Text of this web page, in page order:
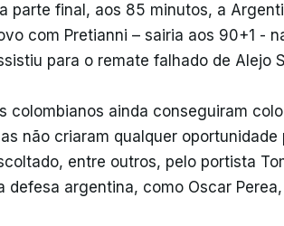
parte final, aos 85 minutos, a
com Pretianni – sairia aos 90+1 -
para o remate falhado de Alejo
colombianos ainda conseguiram
não criaram qualquer
entre outros, pelo portista
defesa argentina, como Oscar